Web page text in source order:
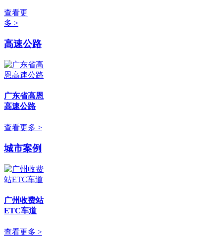
查看更
多 >
高速公路
广东省高恩
高速公路
查看更多 >
城市案例
广州收费站
ETC车道
查看更多 >